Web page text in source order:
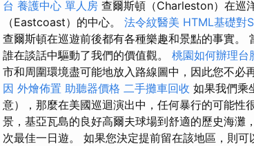
台 養護中心 單人房 查爾斯頓（Charleston）在巡
（Eastcoast）的中心。 法令紋醫美 HTML基礎對
查爾斯頓在巡遊前後都有各種樂趣和景點的事實。
誰在談話中驅動了我們的價值觀。 桃園如何辦理台
市和周圍環境盡可能地放入路線圖中，因此您不必
因 外燴佈置 助聽器價格 二手攤車回收 如果我們乘
意），那麼在美國巡迴演出中，任何暴行的可能性
景，基亞瓦島的良好高爾夫球場到舒適的歷史海灘
次最佳一日遊。 如果您決定提前留在該地區，則